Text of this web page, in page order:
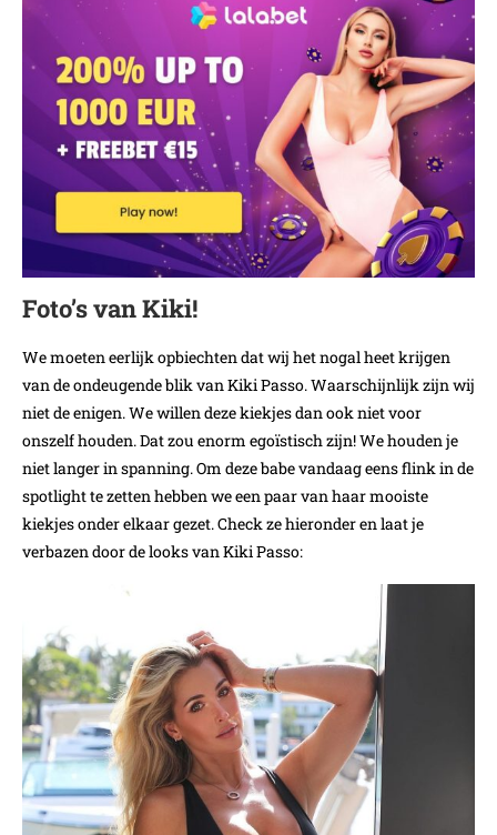
Foto’s van Kiki!
We moeten eerlijk opbiechten dat wij het nogal heet krijgen
van de ondeugende blik van Kiki Passo. Waarschijnlijk zijn wij
niet de enigen. We willen deze kiekjes dan ook niet voor
onszelf houden. Dat zou enorm egoïstisch zijn! We houden je
niet langer in spanning. Om deze babe vandaag eens flink in de
spotlight te zetten hebben we een paar van haar mooiste
kiekjes onder elkaar gezet. Check ze hieronder en laat je
verbazen door de looks van Kiki Passo: